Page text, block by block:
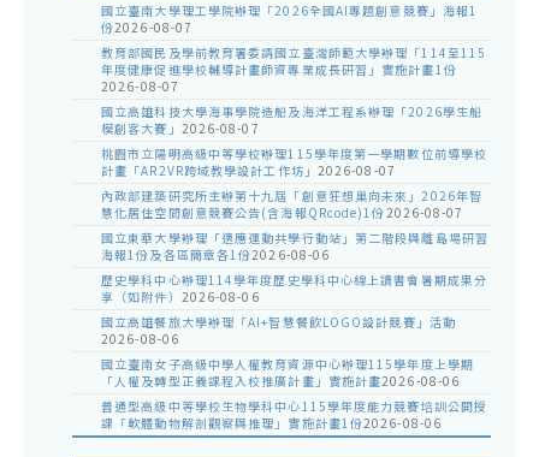
國立臺南大學理工學院辦理「2026全國AI專題創意競賽」海報1
份2026-08-07
教育部國民及學前教育署委請國立臺灣師範大學辦理「114至115
年度健康促進學校輔導計畫師資專業成長研習」實施計畫1份
2026-08-07
國立高雄科技大學海事學院造船及海洋工程系辦理「2026學生船
模創客大賽」 2026-08-07
桃園市立陽明高級中等學校辦理115學年度第一學期數位前導學校
計畫「AR2VR跨域教學設計工作坊」 2026-08-07
內政部建築研究所主辦第十九屆「創意狂想巢向未來」2026年智
慧化居住空間創意競賽公告(含海報QRcode)1份2026-08-07
國立東華大學辦理「適應運動共學行動站」第二階段與離島場研習
海報1份及各區簡章各1份2026-08-06
歷史學科中心辦理114學年度歷史學科中心線上讀書會暑期成果分
享（如附件） 2026-08-06
國立高雄餐旅大學辦理「AI+智慧餐飲LOGO設計競賽」活動
2026-08-06
國立臺南女子高級中學人權教育資源中心辦理115學年度上學期
「人權及轉型正義課程入校推廣計畫」實施計畫2026-08-06
普通型高級中等學校生物學科中心115學年度能力競賽培訓公開授
課「軟體動物解剖觀察與推理」實施計畫1份2026-08-06